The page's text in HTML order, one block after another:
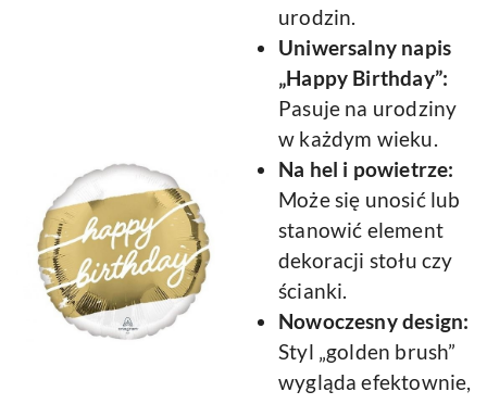
urodzin.
Uniwersalny napis
„Happy Birthday”:
Pasuje na urodziny
w każdym wieku.
Na hel i powietrze:
Może się unosić lub
stanowić element
dekoracji stołu czy
ścianki.
Nowoczesny design:
Styl „golden brush”
wygląda efektownie,